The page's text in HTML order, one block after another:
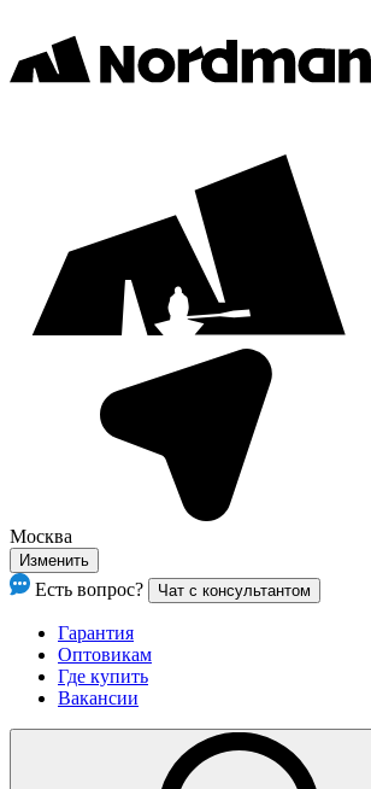
Москва
Изменить
Есть вопрос? Чат с консультантом
Гарантия
Оптовикам
Где купить
Вакансии